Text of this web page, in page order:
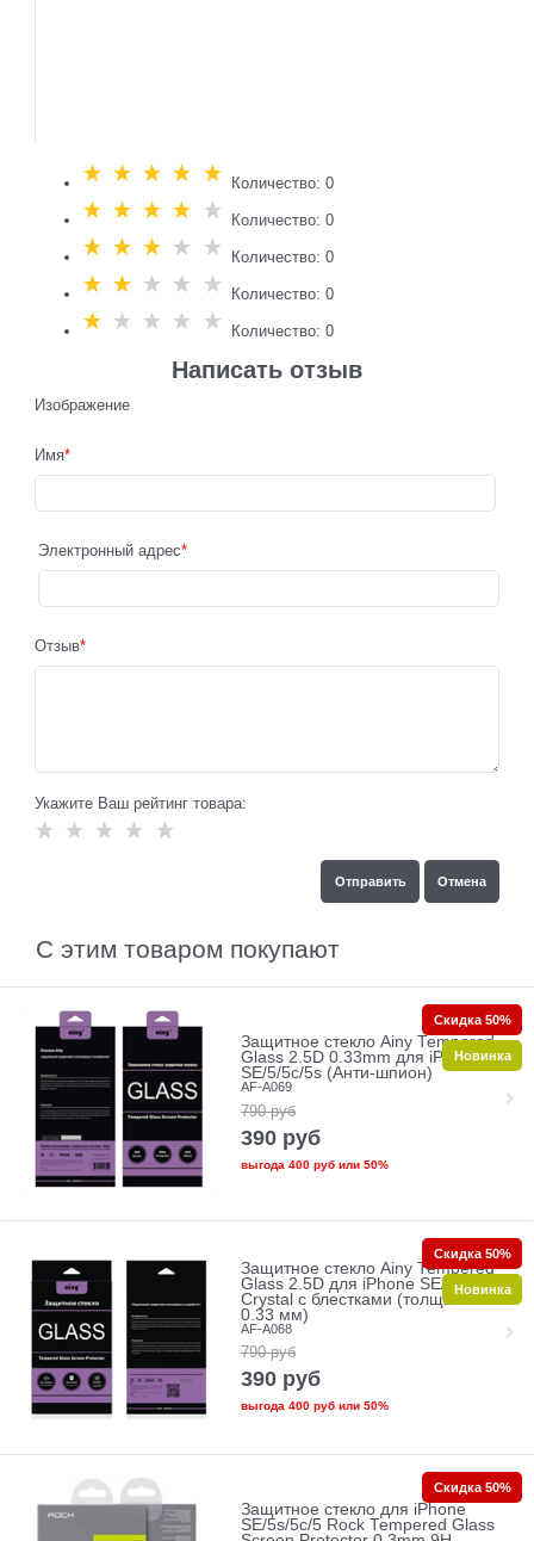
Количество: 0
Количество: 0
Количество: 0
Количество: 0
Количество: 0
Написать отзыв
Изображение
Имя
Электронный адрес
Отзыв
Укажите Ваш рейтинг товара:
С этим товаром покупают
Защитное стекло Ainy Tempered
Glass 2.5D 0.33mm для iPhone
SE/5/5c/5s (Анти-шпион)
AF-A069
790 руб
390 руб
выгода 400 рубили 50%
Скидка 50%
Новинка
Защитное стекло Ainy Tempered
Glass 2.5D для iPhone SE/5/5c/5s
Crystal с блестками (толщина
0.33 мм)
AF-A068
790 руб
390 руб
выгода 400 рубили 50%
Скидка 50%
Новинка
Защитное стекло для iPhone
SE/5s/5с/5 Rock Tempered Glass
Скидка 50%